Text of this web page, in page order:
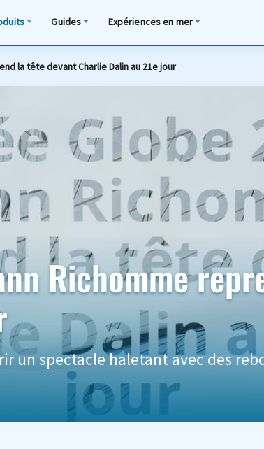
Guides Expériences en mer
la tête devant Charlie Dalin au 21e jour
Richomme
un spectacle haletant avec des